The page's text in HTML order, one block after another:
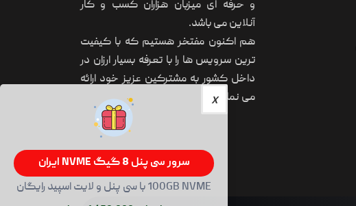
و حرفه ای میزبان هزاران کسب و کار
آنلاین می باشد.
هم اکنون مفتخر هستیم که با کیفیت
ترین سرویس ها را با تعرفه بسیار ارزان در
داخل کشور به مشترکین عزیز خود ارائه
می نماییم.
سرور سی پنل 8 گیگ NVME ایران
100GB NVME با سی پنل و لایت اسپید رایگان